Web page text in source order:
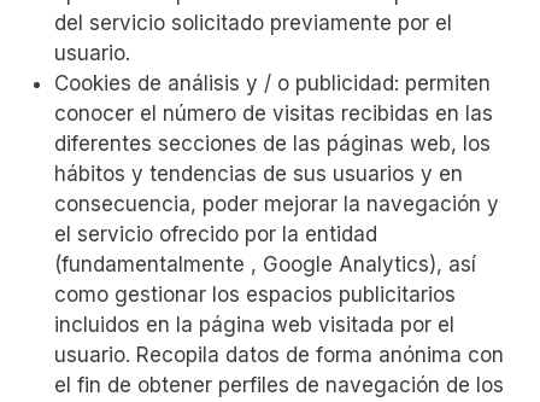
del servicio solicitado previamente por el
usuario.
Cookies de análisis y / o publicidad: permiten
conocer el número de visitas recibidas en las
diferentes secciones de las páginas web, los
hábitos y tendencias de sus usuarios y en
consecuencia, poder mejorar la navegación y
el servicio ofrecido por la entidad
(fundamentalmente , Google Analytics), así
como gestionar los espacios publicitarios
incluidos en la página web visitada por el
usuario. Recopila datos de forma anónima con
el fin de obtener perfiles de navegación de los